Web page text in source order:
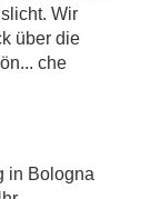
Wir
über die
che
in Bologna